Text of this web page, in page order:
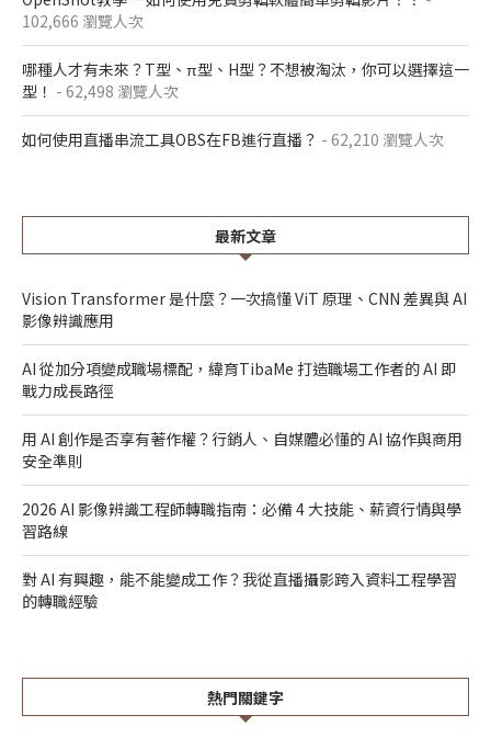
102,666 瀏覽人次
哪種人才有未來？T型、π型、H型？不想被淘汰，你可以選擇這一
型！ - 62,498 瀏覽人次
如何使用直播串流工具OBS在FB進行直播？ - 62,210 瀏覽人次
最新文章
Vision Transformer 是什麼？一次搞懂 ViT 原理、CNN 差異與 AI
影像辨識應用
AI 從加分項變成職場標配，緯育TibaMe 打造職場工作者的 AI 即
戰力成長路徑
用 AI 創作是否享有著作權？行銷人、自媒體必懂的 AI 協作與商用
安全準則
2026 AI 影像辨識工程師轉職指南：必備 4 大技能、薪資行情與學
習路線
對 AI 有興趣，能不能變成工作？我從直播攝影跨入資料工程學習
的轉職經驗
熱門關鍵字